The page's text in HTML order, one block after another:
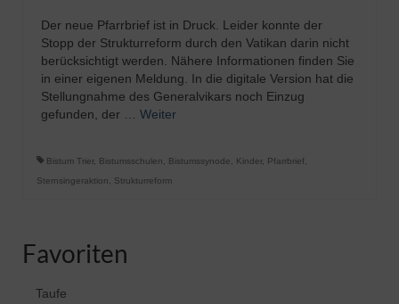
Der neue Pfarrbrief ist in Druck. Leider konnte der
Stopp der Strukturreform durch den Vatikan darin nicht
berücksichtigt werden. Nähere Informationen finden Sie
in einer eigenen Meldung. In die digitale Version hat die
Stellungnahme des Generalvikars noch Einzug
gefunden, der … Weiter
Bistum Trier, Bistumsschulen Bistumssynode Kinder, Pfarrbrief
Sternsingeraktion
Strukturreform
Favoriten
Taufe